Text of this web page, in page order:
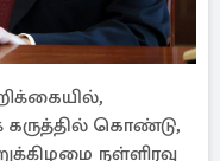
கொண்டு,
நள்ளிரவு